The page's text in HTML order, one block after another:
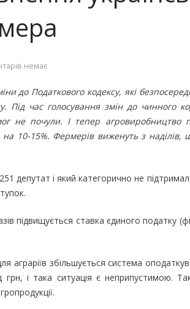
немає
до Податкового кодексу, які
Під час голосування змін до чинного
не почули. І тепер агровиробництво
на 10-15%. Фермерів виженуть з наділів,
депутат і який категорично не
підвищується ставка єдиного податку
збільшується система
і така ситуація є неприпустимою.